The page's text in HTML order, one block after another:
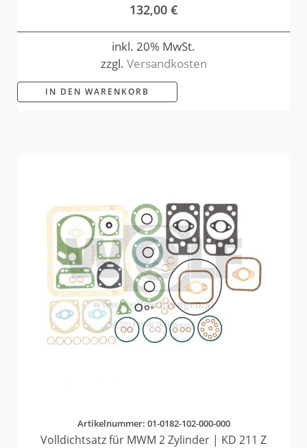
132,00 €
inkl. 20% MwSt.
zzgl. Versandkosten
IN DEN WARENKORB
Artikelnummer: 01-0182-102-000-000
Volldichtsatz für MWM 2 Zylinder | KD 211 Z